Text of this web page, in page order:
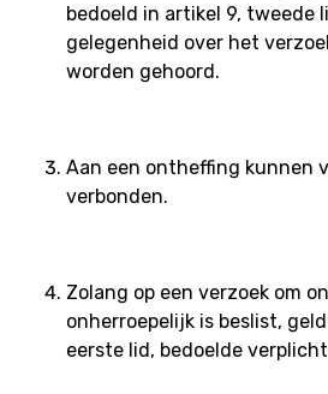
bedoeld in artikel 9, tweede
gelegenheid over het
worden gehoord.
Aan een ontheffing kunnen
verbonden.
Zolang op een verzoek om
onherroepelijk is beslist,
eerste lid, bedoelde